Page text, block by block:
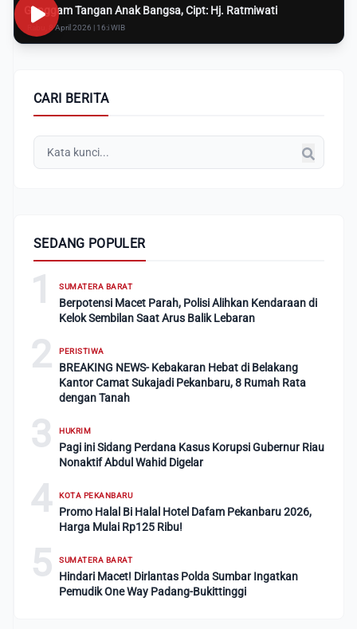
Genggam Tangan Anak Bangsa, Cipt: Hj. Ratmiwati
Rabu, 8 April 2026 | 16:i WIB
CARI BERITA
SEDANG POPULER
1 SUMATERA BARAT
Berpotensi Macet Parah, Polisi Alihkan Kendaraan di
Kelok Sembilan Saat Arus Balik Lebaran
2 PERISTIWA
BREAKING NEWS- Kebakaran Hebat di Belakang
Kantor Camat Sukajadi Pekanbaru, 8 Rumah Rata
dengan Tanah
3 HUKRIM
Pagi ini Sidang Perdana Kasus Korupsi Gubernur Riau
Nonaktif Abdul Wahid Digelar
4 KOTA PEKANBARU
Promo Halal Bi Halal Hotel Dafam Pekanbaru 2026,
Harga Mulai Rp125 Ribu!
5 SUMATERA BARAT
Hindari Macet! Dirlantas Polda Sumbar Ingatkan
Pemudik One Way Padang-Bukittinggi